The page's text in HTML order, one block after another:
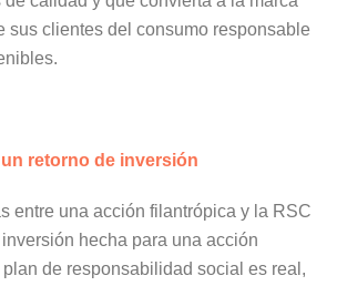
sus clientes del consumo responsable
retorno de inversión
entre una acción filantrópica y la RSC
hecha para una acción
de responsabilidad social es real,